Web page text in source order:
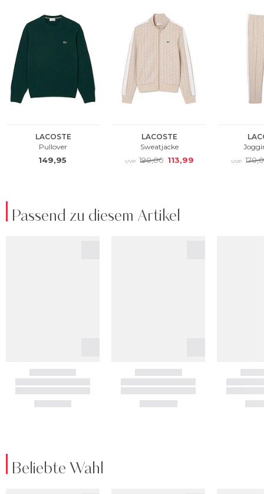
Passend zu diesem Artikel
Beliebte Wahl